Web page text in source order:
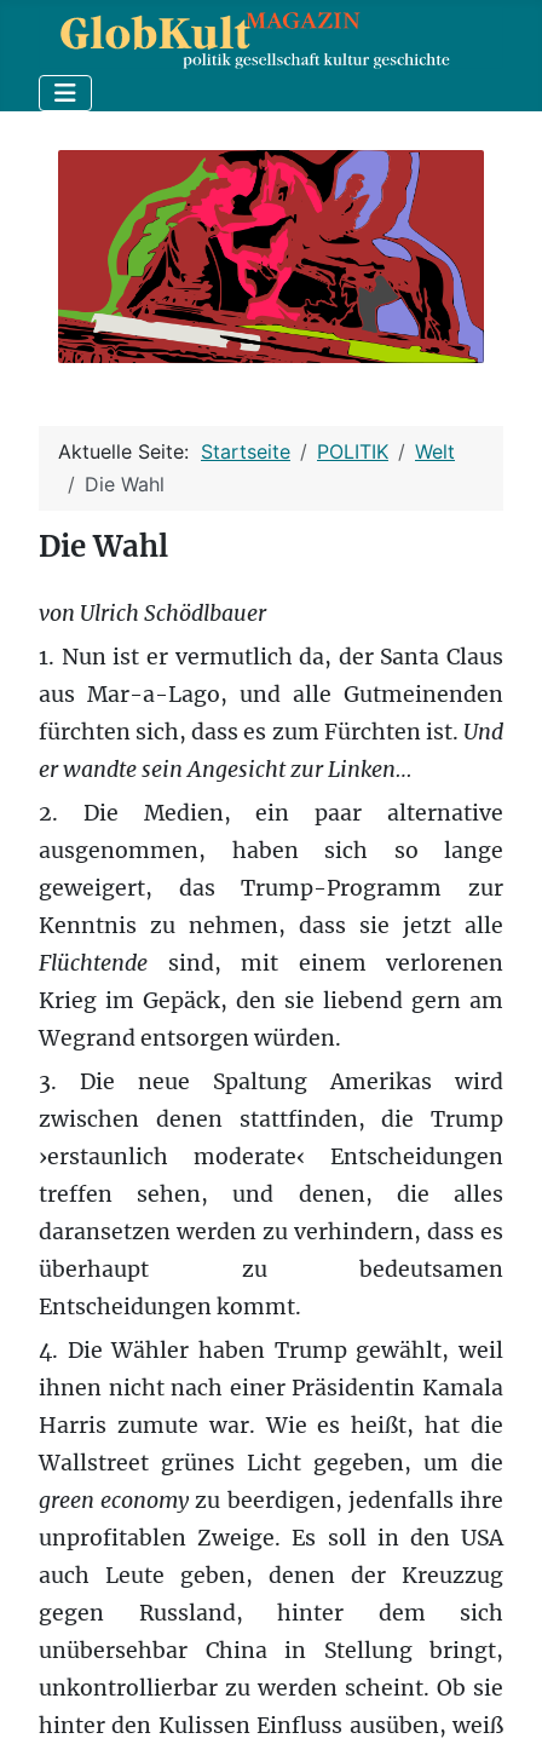
Aktuelle Seite: Startseite POLITIK
Welt
Die Wahl
Die Wahl
von Ulrich Schödlbauer
1. Nun ist er vermutlich da, der Santa Claus
aus Mar-a-Lago, und alle Gutmeinenden
fürchten sich, dass es zum Fürchten ist. Und
er wandte sein Angesicht zur Linken…
2. Die Medien, ein paar alternative
ausgenommen, haben sich so lange
geweigert, das Trump-Programm zur
Kenntnis zu nehmen, dass sie jetzt alle
Flüchtende sind, mit einem verlorenen
Krieg im Gepäck, den sie liebend gern am
Wegrand entsorgen würden.
3. Die neue Spaltung Amerikas wird
zwischen denen stattfinden, die Trump
›erstaunlich moderate‹ Entscheidungen
treffen sehen, und denen, die alles
daransetzen werden zu verhindern, dass es
überhaupt zu bedeutsamen
Entscheidungen kommt.
4. Die Wähler haben Trump gewählt, weil
ihnen nicht nach einer Präsidentin Kamala
Harris zumute war. Wie es heißt, hat die
Wallstreet grünes Licht gegeben, um die
green economy zu beerdigen, jedenfalls ihre
unprofitablen Zweige. Es soll in den USA
auch Leute geben, denen der Kreuzzug
gegen Russland, hinter dem sich
unübersehbar China in Stellung bringt,
unkontrollierbar zu werden scheint. Ob sie
hinter den Kulissen Einfluss ausüben, weiß